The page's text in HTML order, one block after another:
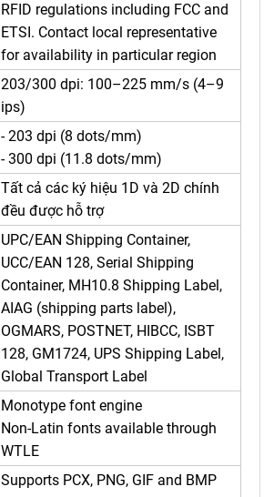
RFID regulations including FCC and
ETSI. Contact local representative
for availability in particular region
203/300 dpi: 100–225 mm/s (4–9
ips)
- 203 dpi (8 dots/mm)
- 300 dpi (11.8 dots/mm)
Tất cả các ký hiệu 1D và 2D chính
đều được hỗ trợ
UPC/EAN Shipping Container,
UCC/EAN 128, Serial Shipping
Container, MH10.8 Shipping Label,
AIAG (shipping parts label),
OGMARS, POSTNET, HIBCC, ISBT
128, GM1724, UPS Shipping Label,
Global Transport Label
Monotype font engine
Non-Latin fonts available through
WTLE
Supports PCX, PNG, GIF and BMP